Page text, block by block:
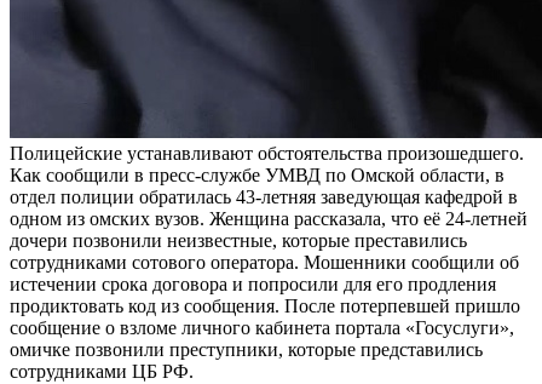
Полицейские устанавливают обстоятельства произошедшего.
Как сообщили в пресс-службе УМВД по Омской области, в
отдел полиции обратилась 43-летняя заведующая кафедрой в
одном из омских вузов. Женщина рассказала, что её 24-летней
дочери позвонили неизвестные, которые преставились
сотрудниками сотового оператора. Мошенники сообщили об
истечении срока договора и попросили для его продления
продиктовать код из сообщения. После потерпевшей пришло
сообщение о взломе личного кабинета портала «Госуслуги»,
омичке позвонили преступники, которые представились
сотрудниками ЦБ РФ.